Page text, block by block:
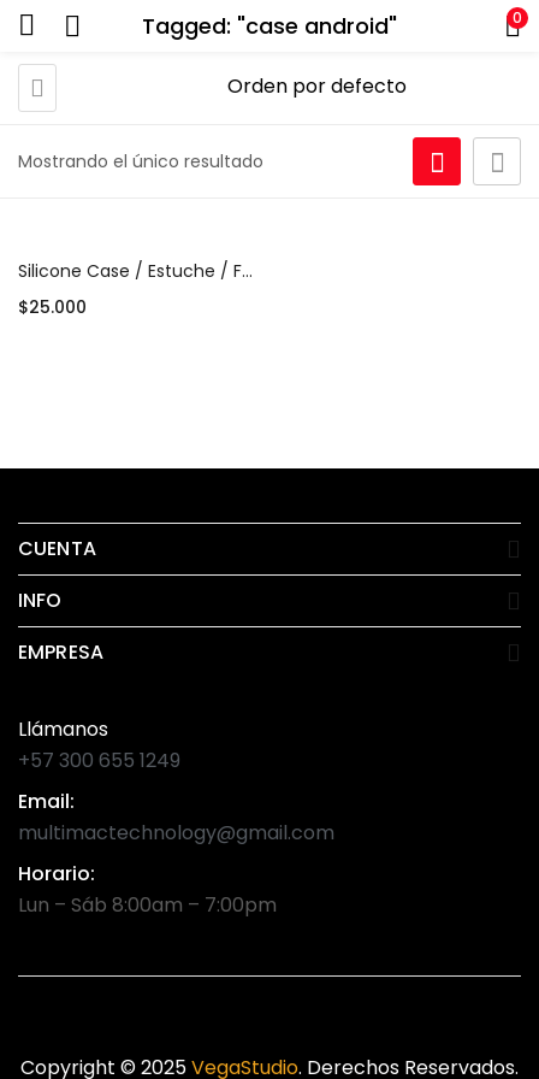
Tagged: "case android" 0
Mostrando el único resultado
Silicone Case / Estuche / Funda para Android – Colores surtidos (desde $25.000)
$25.000
CUENTA
INFO
EMPRESA
Llámanos
+57 300 655 1249
Email:
multimactechnology@gmail.com
Horario:
Lun – Sáb 8:00am – 7:00pm
Copyright © 2025VegaStudio. Derechos Reservados.